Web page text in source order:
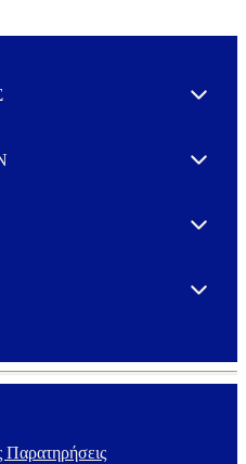
Expand
Expand
Expand
Expand
F
Παρατηρήσεις